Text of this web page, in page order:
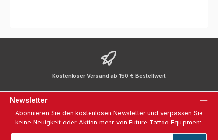
Kostenloser Versand ab 150 € Bestellwert
Newsletter
Abonnieren Sie den kostenlosen Newsletter und verpassen Sie
keine Neuigkeit oder Aktion mehr von Future Tattoo Equipment.